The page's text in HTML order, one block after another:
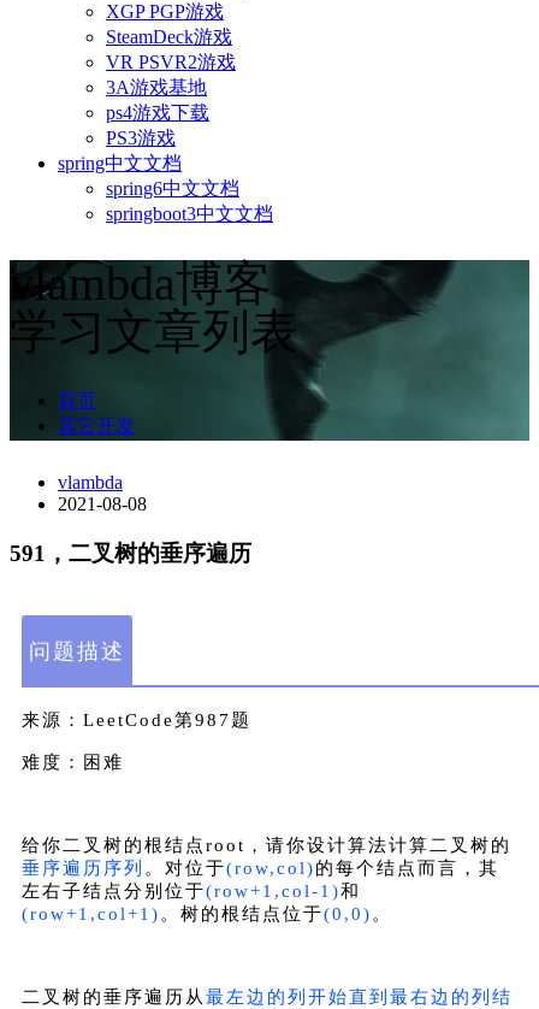
XGP PGP游戏
SteamDeck游戏
VR PSVR2游戏
3A游戏基地
ps4游戏下载
PS3游戏
spring中文文档
spring6中文文档
springboot3中文文档
vlambda博客
学习文章列表
首页
其它开发
vlambda
2021-08-08
591，二叉树的垂序遍历
问题描述
来源 ：LeetCode第987题
难度 ：困难
给你二叉树的根结点root，请你设计算法计算二叉树的
垂序遍历序列 。 对位于(row,col)的每个结点而言，其
左右子结点分别位于(row+1,col-1)和
(row+1,col+1)。树的根结点位于(0,0)。
二叉树的垂序遍历从最左边的列开始直到最右边的列结